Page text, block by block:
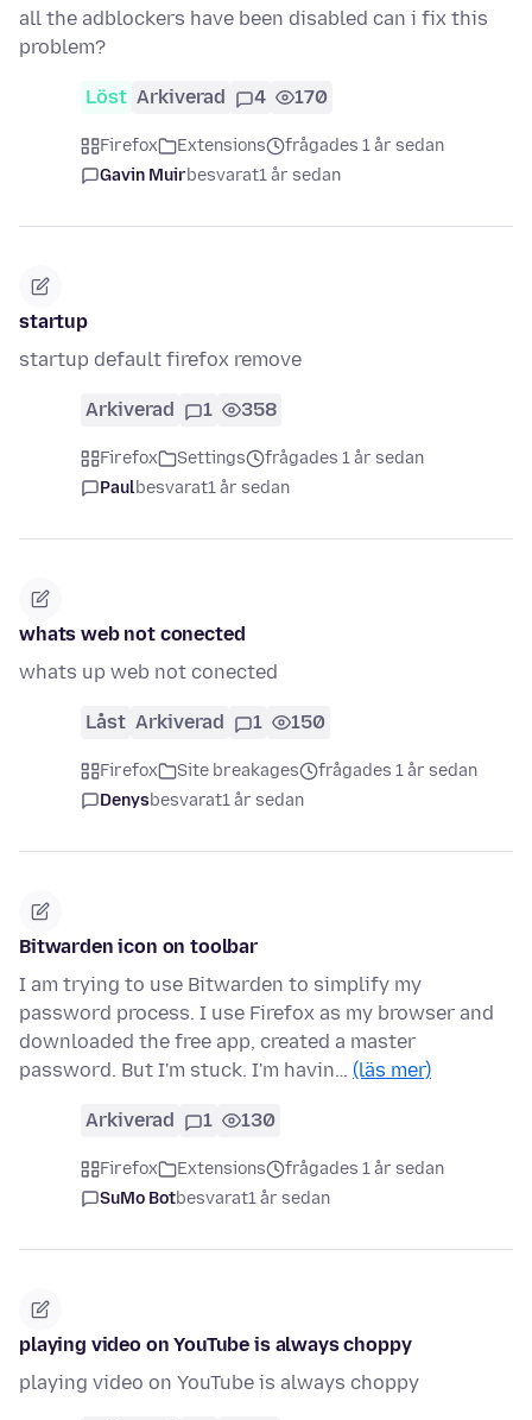
all the adblockers have been disabled can i fix this
problem?
Löst Arkiverad 4 170
Firefox Extensions
frågades 1 år sedan
Gavin Muirbesvarat1 år sedan
startup
startup default firefox remove
Arkiverad 1 358
Firefox Settings
frågades 1 år sedan
Paulbesvarat1 år sedan
whats web not conected
whats up web not conected
Låst Arkiverad 1 150
Firefox Site breakages
frågades 1 år sedan
Denysbesvarat1 år sedan
Bitwarden icon on toolbar
I am trying to use Bitwarden to simplify my
password process. I use Firefox as my browser and
downloaded the free app, created a master
password. But I'm stuck. I'm havin… (läs mer)
Arkiverad 1 130
Firefox Extensions
frågades 1 år sedan
SuMo Botbesvarat1 år sedan
playing video on YouTube is always choppy
playing video on YouTube is always choppy